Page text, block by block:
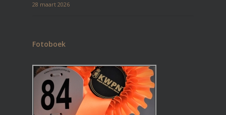
28 maart 2026
Fotoboek